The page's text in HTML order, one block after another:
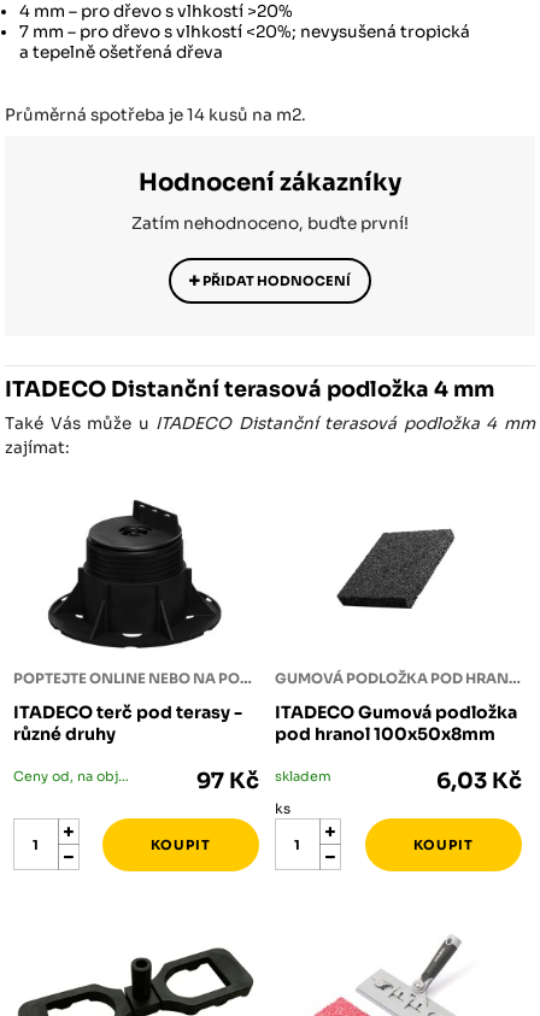
4 mm – pro dřevo s vlhkostí >20%
7 mm – pro dřevo s vlhkostí <20%; nevysušená tropická
a tepelně ošetřená dřeva
Průměrná spotřeba je 14 kusů na m2.
Hodnocení zákazníky
Zatím nehodnoceno, buďte první!
PŘIDAT HODNOCENÍ
ITADECO Distanční terasová podložka 4 mm
Také Vás může u ITADECO Distanční terasová podložka 4 mm
zajímat:
POPTEJTE ONLINE NEBO NA POBOČCE
ITADECO terč pod terasy -
různé druhy
Ceny od, na objednání 97 Kč
GUMOVÁ PODLOŽKA POD HRANOLY
ITADECO Gumová podložka
pod hranol 100x50x8mm
skladem 6,03 Kč
ks